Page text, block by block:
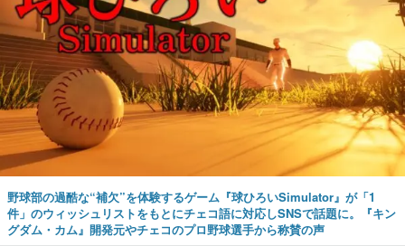
野球部の過酷な“補欠”を体験するゲーム『球ひろいSimulator』が「1
件」のウィッシュリストをもとにチェコ語に対応しSNSで話題に。『キン
グダム・カム』開発元やチェコのプロ野球選手から称賛の声